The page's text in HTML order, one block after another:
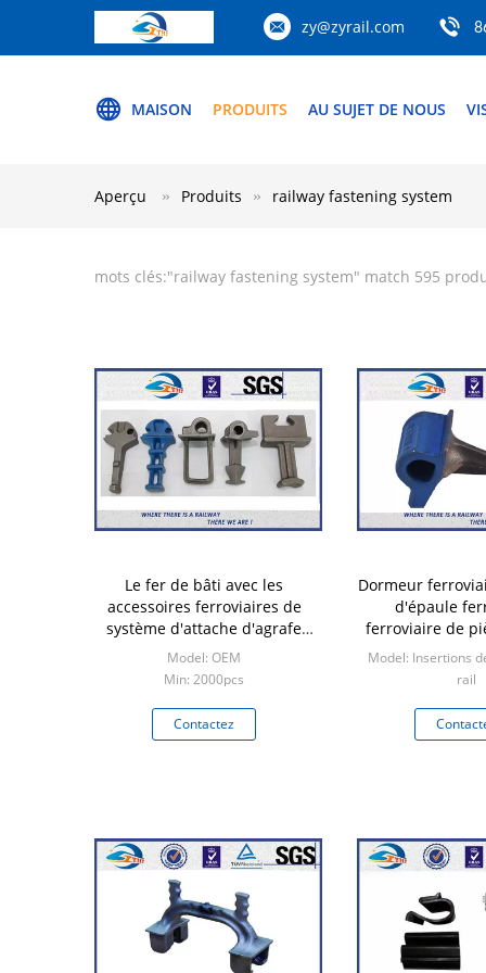
zy@zyrail.com
MAISON PRODUITS AU SUJET DE NOUS
Aperçu Produits railway fastening system
mots clés:"railway fastening system" match 595
Le fer de bâti avec les
accessoires ferroviaires de
système d'attache d'agrafe
clôturent l'épaule
Model: OEM
Min: 2000pcs
Contactez
Dormeur
d'épaule
ferroviaire de
avec des
Model: Insertions
rail